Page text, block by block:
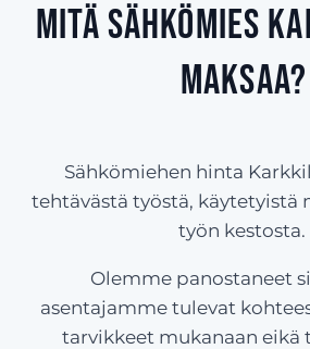
Mitä sähkömies
maksaa?
Sähkömiehen hinta
tehtävästä työstä, käytetyistä
työn kestosta.
Olemme panostaneet
asentajamme tulevat
tarvikkeet mukanaan eikä